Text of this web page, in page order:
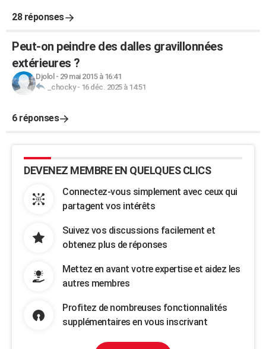
28 réponses
Peut-on peindre des dalles gravillonnées
extérieures ?
Djolol - 29 mai 2015 à 16:41
_chocky- 16 déc. 2025 à 14:51
6 réponses
DEVENEZ MEMBRE EN QUELQUES CLICS
Connectez-vous simplement avec ceux qui
partagent vos intérêts
Suivez vos discussions facilement et
obtenez plus de réponses
Mettez en avant votre expertise et aidez les
autres membres
Profitez de nombreuses fonctionnalités
supplémentaires en vous inscrivant